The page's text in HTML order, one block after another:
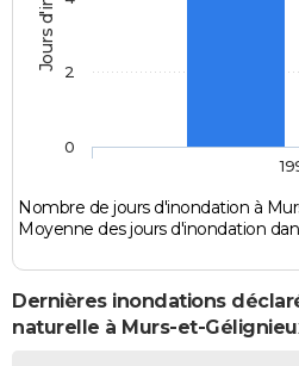
Nombre de jours d'inondation à
Moyenne des jours d'inondation
0
2
Dernières inondations
naturelle à Murs-et-